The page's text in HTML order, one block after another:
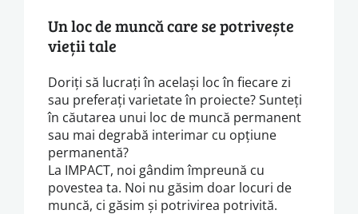
Un loc de muncă care se potrivește
vieții tale
Doriți să lucrați în același loc în fiecare zi
sau preferați varietate în proiecte? Sunteți
în căutarea unui loc de muncă permanent
sau mai degrabă interimar cu opțiune
permanentă?
La IMPACT, noi gândim împreună cu
povestea ta. Noi nu găsim doar locuri de
muncă, ci găsim și potrivirea potrivită.